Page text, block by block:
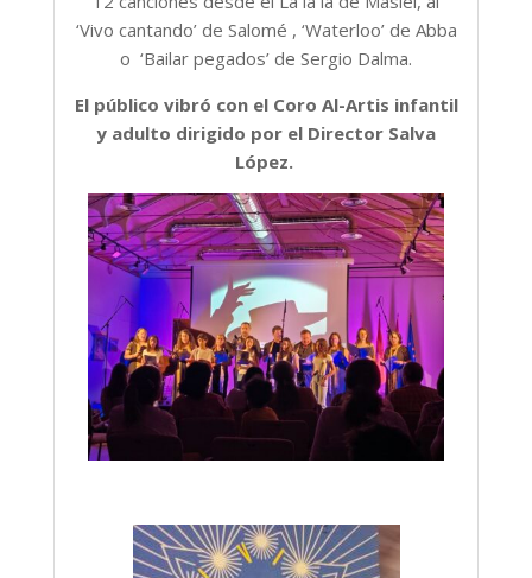
‘Vivo cantando’ de Salomé , ‘Waterloo’ de Abba
o ‘Bailar pegados’ de Sergio Dalma.
El público vibró con el Coro Al-Artis infantil
y adulto dirigido por el Director Salva
López.